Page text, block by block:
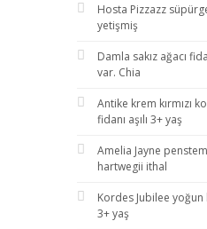
Hosta Pizzazz
yetişmiş
Damla sakız ağacı
var. Chia
Antike krem kırmızı
fidanı aşılı 3+ yaş
Amelia Jayne
hartwegii ithal
Kordes Jubilee yoğun
3+ yaş